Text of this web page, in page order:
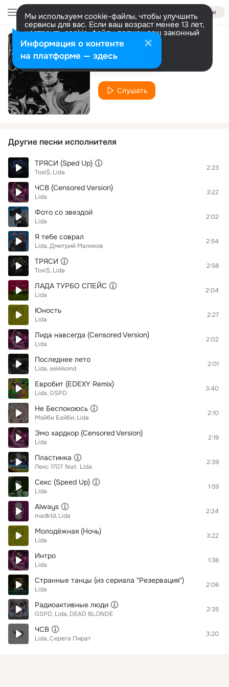
Войти
Мы используем cookie-файлы, чтобы улучшить
сервисы для вас. Если ваш возраст менее 13 лет,
настроить cookie-файлы должен ваш законный
представитель. Больше информации
Разрешить все Настроить
Секс
Lida
Слушать
Другие песни исполнителя
ТРЯСИ (Sped Up)
Toxi$ Lida
2:23
ЧСВ (Censored Version)
Lida
3:22
Фото со звездой
Lida
2:02
Я тебе соврал
Lida Дмитрий Маликов
2:54
ТРЯСИ
Toxi$ Lida
2:58
ЛАДА ТУРБО СПЕЙС
Lida
2:04
Юность
Lida
2:27
Лида навсегда (Censored Version)
Lida
2:02
Последнее лето
Lida sekkkond
2:01
Евробит (EDEXY Remix)
Lida GSPD
3:40
Не Беспокоюсь
Мэйби Бэйби Lida
2:10
Эмо хардкор (Censored Version)
Lida
2:19
Пластинка
Лекс 1707 feat. Lida
2:39
Секс (Speed Up)
Lida
1:59
Always
madk1d Lida
2:24
Молодёжная (Ночь)
Lida
3:22
Интро
Lida
1:36
Странные танцы (из сериала "Резервация")
Lida
2:06
Радиоактивные люди
GSPD Lida DEAD BLONDE
2:35
ЧСВ
Lida Серега Пират
3:20
Информация о контенте
на платформе — здесь